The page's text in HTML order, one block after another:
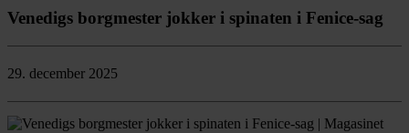
Venedigs borgmester jokker i spinaten i Fenice-sag
29. december 2025